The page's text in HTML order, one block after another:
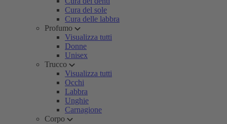
Cura del sole
Cura delle labbra
Profumo
Visualizza tutti
Donne
Unisex
Trucco
Visualizza tutti
Occhi
Labbra
Unghie
Carnagione
Corpo